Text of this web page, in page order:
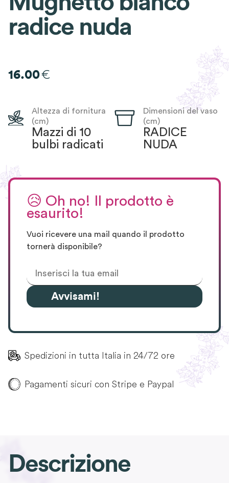
radice nuda
16.00€
Altezza di fornitura
(cm)
Mazzi di 10
bulbi radicati
Dimensioni del vaso
(cm)
RADICE
NUDA
😥 Oh no! Il prodotto è
esaurito!
Vuoi ricevere una mail quando il prodotto
tornerà disponibile?
Avvisami!
Spedizioni in tutta Italia in 24/72 ore
Pagamenti sicuri con Stripe e Paypal
Descrizione